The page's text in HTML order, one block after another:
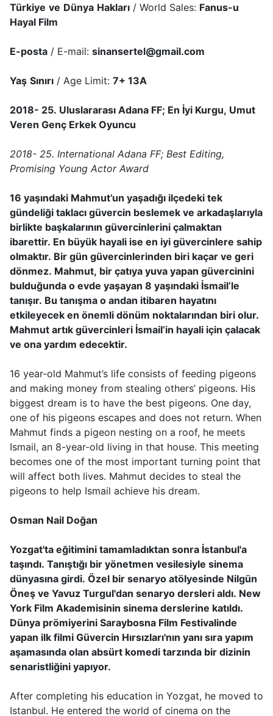
Türkiye ve Dünya Hakları / World Sales: Fanus-u
Hayal Film
E-posta / E-mail: sinansertel@gmail.com
Yaş Sınırı / Age Limit: 7+ 13A
2018- 25. Uluslararası Adana FF; En İyi Kurgu, Umut
Veren Genç Erkek Oyuncu
2018- 25. International Adana FF; Best Editing,
Promising Young Actor Award
16 yaşındaki Mahmut’un yaşadığı ilçedeki tek
gündeliği taklacı güvercin beslemek ve arkadaşlarıyla
birlikte başkalarının güvercinlerini çalmaktan
ibarettir. En büyük hayali ise en iyi güvercinlere sahip
olmaktır. Bir gün güvercinlerinden biri kaçar ve geri
dönmez. Mahmut, bir çatıya yuva yapan güvercinini
bulduğunda o evde yaşayan 8 yaşındaki İsmail’le
tanışır. Bu tanışma o andan itibaren hayatını
etkileyecek en önemli dönüm noktalarından biri olur.
Mahmut artık güvercinleri İsmail’in hayali için çalacak
ve ona yardım edecektir.
16 year-old Mahmut’s life consists of feeding pigeons
and making money from stealing others’ pigeons. His
biggest dream is to have the best pigeons. One day,
one of his pigeons escapes and does not return. When
Mahmut finds a pigeon nesting on a roof, he meets
Ismail, an 8-year-old living in that house. This meeting
becomes one of the most important turning point that
will affect both lives. Mahmut decides to steal the
pigeons to help Ismail achieve his dream.
Osman Nail Doğan
Yozgat'ta eğitimini tamamladıktan sonra İstanbul'a
taşındı. Tanıştığı bir yönetmen vesilesiyle sinema
dünyasına girdi. Özel bir senaryo atölyesinde Nilgün
Öneş ve Yavuz Turgul'dan senaryo dersleri aldı. New
York Film Akademisinin sinema derslerine katıldı.
Dünya prömiyerini Saraybosna Film Festivalinde
yapan ilk filmi Güvercin Hırsızları'nın yanı sıra yapım
aşamasında olan absürt komedi tarzında bir dizinin
senaristliğini yapıyor.
After completing his education in Yozgat, he moved to
Istanbul. He entered the world of cinema on the